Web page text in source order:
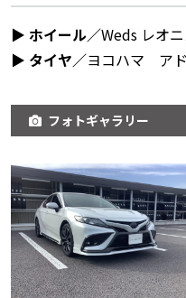
▶︎ ホイール／Weds レオ
▶︎ タイヤ／ヨコハマ ア
フォトギャラリー